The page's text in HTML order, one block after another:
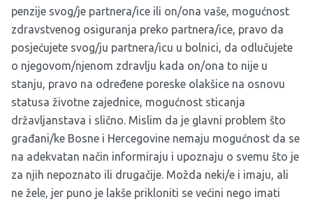
penzije svog/je partnera/ice ili on/ona vaše, mogućnost
zdravstvenog osiguranja preko partnera/ice, pravo da
posjećujete svog/ju partnera/icu u bolnici, da odlučujete
o njegovom/njenom zdravlju kada on/ona to nije u
stanju, pravo na određene poreske olakšice na osnovu
statusa životne zajednice, mogućnost sticanja
državljanstava i slično. Mislim da je glavni problem što
građani/ke Bosne i Hercegovine nemaju mogućnost da se
na adekvatan način informiraju i upoznaju o svemu što je
za njih nepoznato ili drugačije. Možda neki/e i imaju, ali
ne žele, jer puno je lakše prikloniti se većini nego imati